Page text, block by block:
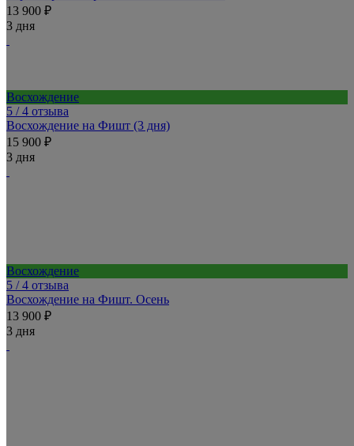
13 900 ₽
3 дня
Восхождение
5 / 4 отзыва
Восхождение на Фишт (3 дня)
15 900 ₽
3 дня
Восхождение
5 / 4 отзыва
Восхождение на Фишт. Осень
13 900 ₽
3 дня